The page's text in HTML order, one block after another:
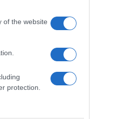
of the website
protection.